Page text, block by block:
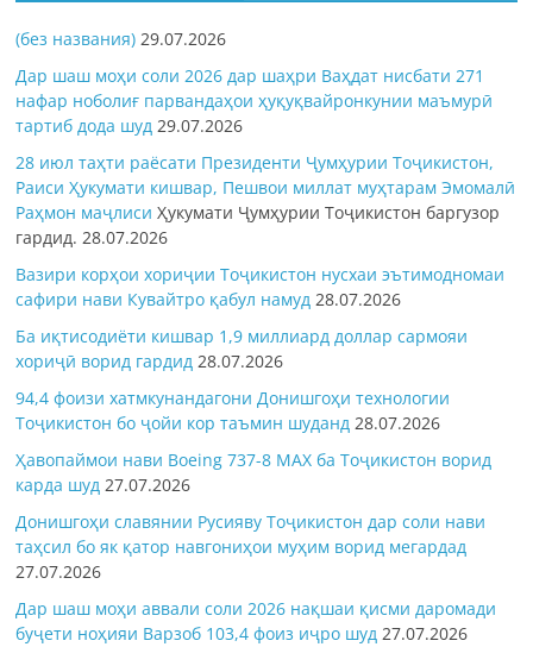
(без названия) 29.07.2026
Дар шаш моҳи соли 2026 дар шаҳри Ваҳдат нисбати 271
нафар ноболиғ парвандаҳои ҳуқуқвайронкунии маъмурӣ
тартиб дода шуд 29.07.2026
28 июл таҳти раёсати Президенти Ҷумҳурии Тоҷикистон,
Раиси Ҳукумати кишвар, Пешвои миллат муҳтарам Эмомалӣ
Раҳмон маҷлисиҲукумати Ҷумҳурии Тоҷикистон баргузор
гардид.28.07.2026
Вазири корҳои хориҷии Тоҷикистон нусхаи эътимодномаи
сафири нави Кувайтро қабул намуд 28.07.2026
Ба иқтисодиёти кишвар 1,9 миллиард доллар сармояи
хориҷӣ ворид гардид 28.07.2026
94,4 фоизи хатмкунандагони Донишгоҳи технологии
Тоҷикистон бо ҷойи кор таъмин шуданд 28.07.2026
Ҳавопаймои нави Boeing 737-8 MAX ба Тоҷикистон ворид
карда шуд 27.07.2026
Донишгоҳи славянии Русияву Тоҷикистон дар соли нави
таҳсил бо як қатор навгониҳои муҳим ворид мегардад
27.07.2026
Дар шаш моҳи аввали соли 2026 нақшаи қисми даромади
буҷети ноҳияи Варзоб 103,4 фоиз иҷро шуд 27.07.2026